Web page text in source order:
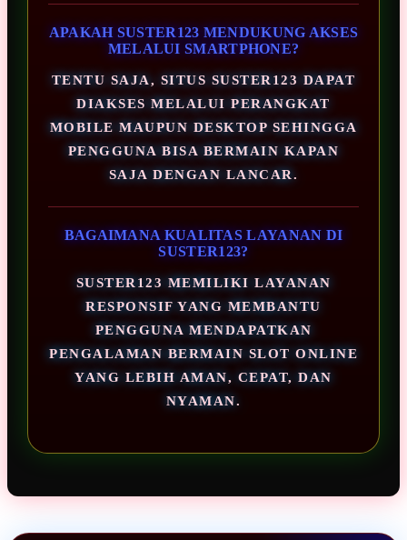
APAKAH SUSTER123 MENDUKUNG AKSES
MELALUI SMARTPHONE?
TENTU SAJA, SITUS SUSTER123 DAPAT
DIAKSES MELALUI PERANGKAT
MOBILE MAUPUN DESKTOP SEHINGGA
PENGGUNA BISA BERMAIN KAPAN
SAJA DENGAN LANCAR.
BAGAIMANA KUALITAS LAYANAN DI
SUSTER123?
SUSTER123 MEMILIKI LAYANAN
RESPONSIF YANG MEMBANTU
PENGGUNA MENDAPATKAN
PENGALAMAN BERMAIN SLOT ONLINE
YANG LEBIH AMAN, CEPAT, DAN
NYAMAN.